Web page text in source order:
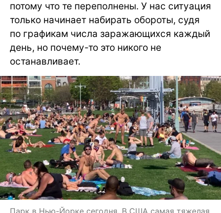
потому что те переполнены. У нас ситуация
только начинает набирать обороты, судя
по графикам числа заражающихся каждый
день, но почему-то это никого не
останавливает.